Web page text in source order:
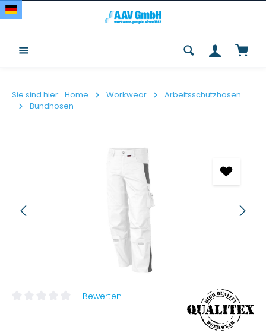
Zum Hauptinhalt springen
Sie sind hier: Home Workwear
Arbeitsschutzhosen
Bundhosen
Bildergalerie überspringen
Durchschnittliche Bewertung von 0 von 5 Sternen
Bewerten